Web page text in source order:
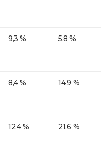
9,3 % 5,8 %
8,4 % 14,9 %
12,4 % 21,6 %